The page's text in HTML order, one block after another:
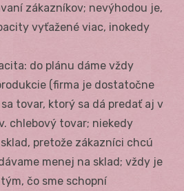
zákazníkov; nevýhodou je,
vyťažené viac, inokedy
do plánu dáme vždy
(firma je dostatočne
tovar, ktorý sa dá predať aj v
chlebový tovar; niekedy
pretože zákazníci chcú
menej na sklad; vždy je
čo sme schopní